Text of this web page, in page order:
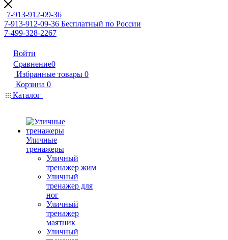
7-913-912-09-36
7-913-912-09-36 Бесплатный по России
7-499-328-2267
Войти
Сравнение0
Избранные товары 0
Корзина 0
Каталог
Уличные
тренажеры
Уличный
тренажер жим
Уличный
тренажер для
ног
Уличный
тренажер
маятник
Уличный